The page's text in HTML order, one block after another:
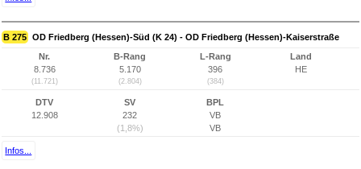
B 275 OD Friedberg (Hessen)-Süd (K 24) - OD Friedberg (Hessen)-Kaiserstraße
Nr.
8.736
(11.721)
B-Rang
5.170
(2.804)
L-Rang
396
(384)
Land
HE
DTV
12.908
SV
232
(1,8%)
BPL
VB
VB
Infos...